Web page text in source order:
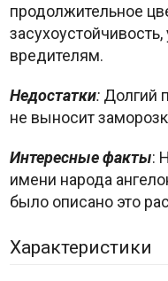
продолжительное
вредителям.
Недостатки: Долгий
не выносит
Интересные факты:
имени народа
было описано это
Характеристики